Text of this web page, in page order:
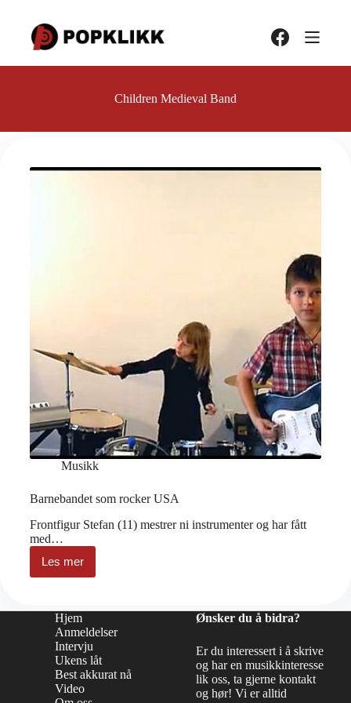
innholdet
Children Medieval Band
Musikk
Barnebandet som rocker USA
Frontfigur Stefan (11) mestrer ni instrumenter og har fått
med…
Les merBarnebandet
som
Hjem
Anmeldelser
Intervju
Ukens låt
Best akkurat nå
Video
Ønsker du å bidra?
Er du interessert i å skrive
og har en musikkinteresse
lik oss, ta gjerne kontakt
og hør! Vi er alltid